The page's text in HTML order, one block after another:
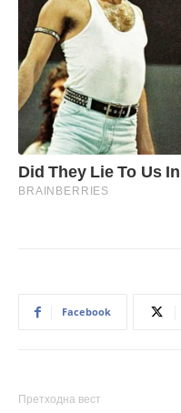
Facebook
Претходна вест